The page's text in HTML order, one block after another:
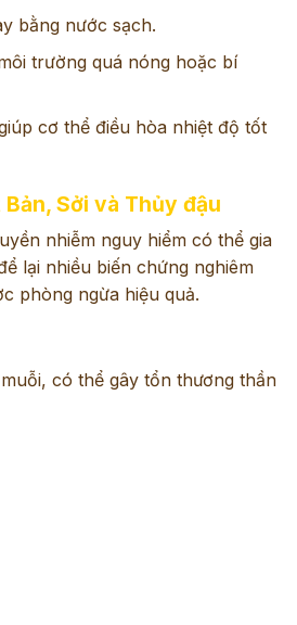
bằng nước sạch.
trường quá nóng hoặc bí
cơ thể điều hòa nhiệt độ tốt
Sởi và Thủy đậu
nhiễm nguy hiểm có thể gia
lại nhiều biến chứng nghiêm
phòng ngừa hiệu quả.
có thể gây tổn thương thần